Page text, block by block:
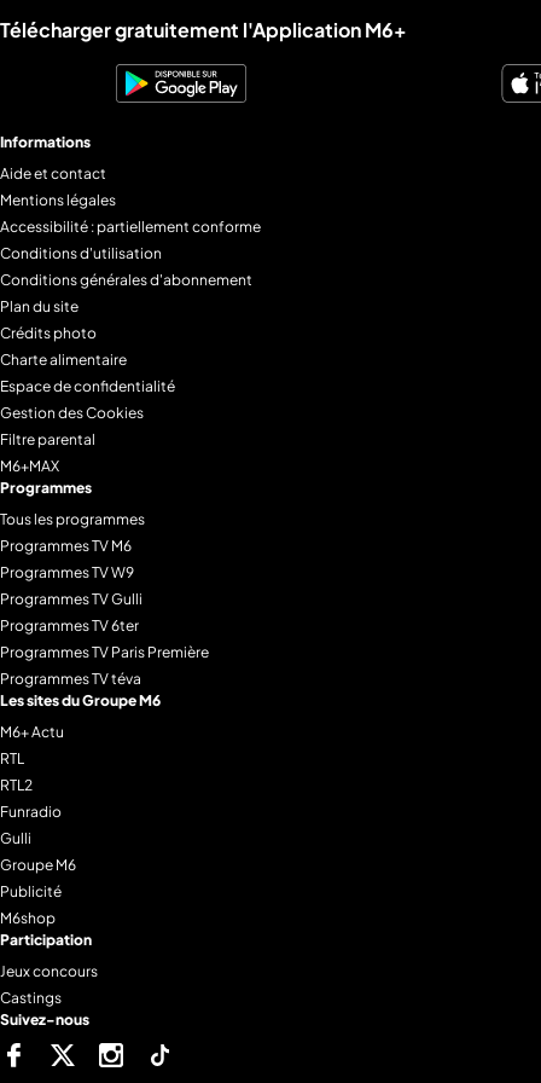
Liens utiles M6+.
Télécharger gratuitement l'Application M6+
Informations
Aide et contact
Mentions légales
Accessibilité : partiellement conforme
Conditions d'utilisation
Conditions générales d'abonnement
Plan du site
Crédits photo
Charte alimentaire
Espace de confidentialité
Gestion des Cookies
Filtre parental
M6+MAX
Programmes
Tous les programmes
Programmes TV M6
Programmes TV W9
Programmes TV Gulli
Programmes TV 6ter
Programmes TV Paris Première
Programmes TV téva
Les sites du Groupe M6
M6+ Actu
RTL
RTL2
Funradio
Gulli
Groupe M6
Publicité
M6shop
Participation
Jeux concours
Castings
Suivez-nous
FacebookTwitter Instagram